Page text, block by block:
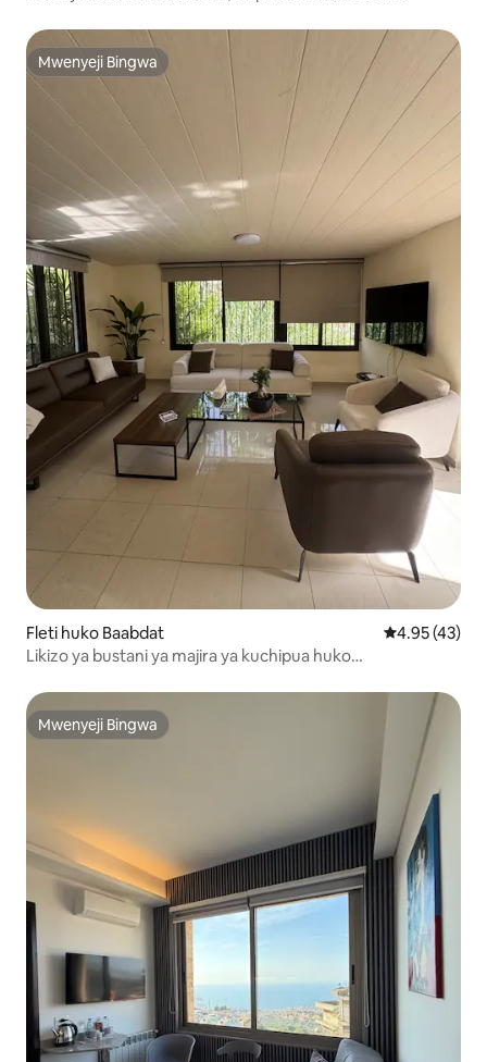
Mwenyeji Bingwa
Mwenyeji Bingwa
Fleti huko Baabdat Ukadiriaji wa
4.95 (43)
Likizo ya bustani ya majira ya kuchipua huko
Mwenyeji Bingwa
Mwenyeji Bingwa